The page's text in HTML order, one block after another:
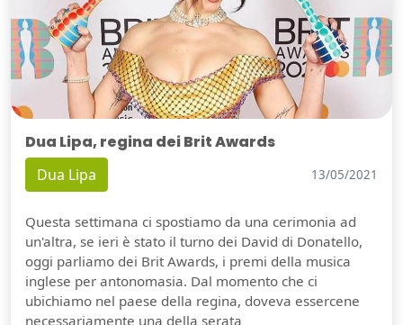
Dua Lipa, regina dei Brit Awards
Dua Lipa 13/05/2021
Questa settimana ci spostiamo da una cerimonia ad
un'altra, se ieri è stato il turno dei David di Donatello,
oggi parliamo dei Brit Awards, i premi della musica
inglese per antonomasia. Dal momento che ci
ubichiamo nel paese della regina, doveva essercene
necessariamente una della serata